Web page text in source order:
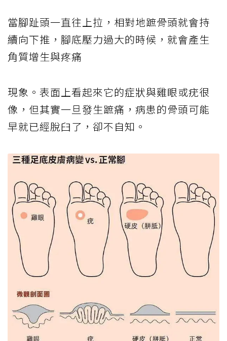
當腳趾頭一直往上拉，相對地蹠骨頭就會持
續向下推，腳底壓力過大的時候，就會產生
角質增生與疼痛
現象。表面上看起來它的症狀與雞眼或疣很
像，但其實一旦發生蹠痛，病患的骨頭可能
早就已經脫臼了，卻不自知。